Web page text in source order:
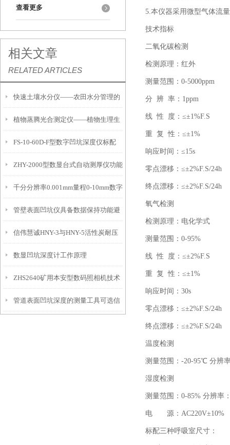
查看更多
相关文章
RELATED ARTICLES
快速土壤水分仪——农田水分管理的
便携式检测工具
植物蒸腾光合测定仪——植物生理生
态的实时监测设备
FS-10-60D-F型数字凹坑深度仪标配
IP54级表头分辨率0.01mm量程
10mm！
ZHY-2000型数显台式自动测厚仪功能
特点
千分分辨率0.001mm量程0-10mm数字
埋头度仪技术参数！
管壁表面凹坑仪具备数据保持功能避
免测试过程中测针移动导致数据变动
信伟慧诚HNY-3与HNY-5活性炭耐压
强度测定仪技术参数！
数显凹坑深度计工作原理
ZHS2640矿用本安型数码照相机技术
参数！
管道表面凹坑深度的测量工具可选信
5.本仪器采用微型气体流
技术指标
二氧化碳检测
检测原理：红外
测量范围：0-5000ppm
分 辨 率：1ppm
线 性 度：≤±1%F.S
重 复 性：≤±1%
响应时间：≤15s
零点漂移：≤±2%F.S/24h
终点漂移：≤±2%F.S/24h
氧气检测
检测原理：电化学式
测量范围：0-95%
线 性 度：≤±2%F.S
重 复 性：≤±1%
响应时间：30s
零点漂移：≤±2%F.S/24h
终点漂移：≤±2%F.S/24h
温度检测
测量范围：-20-95℃ 分辨
湿度检测
测量范围：0-85% 分辨率
电 源：AC220V±10%
标配三种呼吸室尺寸：